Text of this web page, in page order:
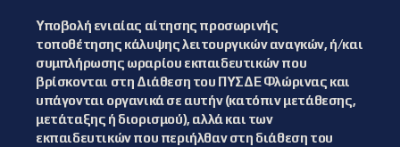
Υποβολή ενιαίας αίτησης προσωρινής
τοποθέτησης κάλυψης λειτουργικών αναγκών, ή/και
συμπλήρωσης ωραρίου εκπαιδευτικών που
βρίσκονται στη Διάθεση του ΠΥΣΔΕ Φλώρινας και
υπάγονται οργανικά σε αυτήν (κατόπιν μετάθεσης,
μετάταξης ή διορισμού), αλλά και των
εκπαιδευτικών που περιήλθαν στη διάθεση του